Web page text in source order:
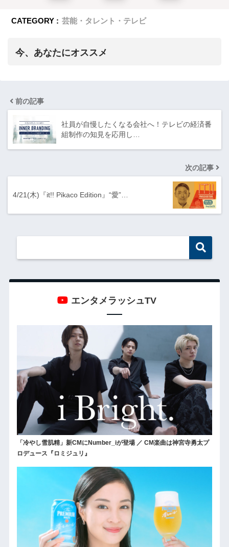
CATEGORY : 芸能・タレント・テレビ
今、あなたにオススメ
前の記事
社員が自慢したくなる会社へ！テレビの経済番
組制作の知見を応用し…
次の記事
4/21(木)『it!! Pikaco Edition』“愛”…
エンタメラッシュTV
「冷やし雪肌精」新CMにNumber_iが登場 ／ CM楽曲は神宮寺勇太プ
ロデュース『ロミジュリ』